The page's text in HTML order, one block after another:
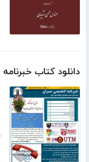
دانلود کتاب